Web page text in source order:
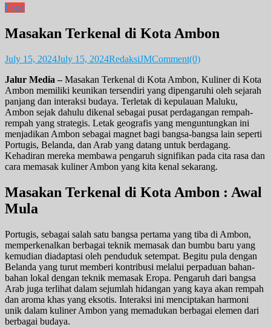
Food
Masakan Terkenal di Kota Ambon
July 15, 2024July 15, 2024RedaksiJMComment(0)
Jalur Media – Masakan Terkenal di Kota Ambon, Kuliner di Kota
Ambon memiliki keunikan tersendiri yang dipengaruhi oleh sejarah
panjang dan interaksi budaya. Terletak di kepulauan Maluku,
Ambon sejak dahulu dikenal sebagai pusat perdagangan rempah-
rempah yang strategis. Letak geografis yang menguntungkan ini
menjadikan Ambon sebagai magnet bagi bangsa-bangsa lain seperti
Portugis, Belanda, dan Arab yang datang untuk berdagang.
Kehadiran mereka membawa pengaruh signifikan pada cita rasa dan
cara memasak kuliner Ambon yang kita kenal sekarang.
Masakan Terkenal di Kota Ambon : Awal
Mula
Portugis, sebagai salah satu bangsa pertama yang tiba di Ambon,
memperkenalkan berbagai teknik memasak dan bumbu baru yang
kemudian diadaptasi oleh penduduk setempat. Begitu pula dengan
Belanda yang turut memberi kontribusi melalui perpaduan bahan-
bahan lokal dengan teknik memasak Eropa. Pengaruh dari bangsa
Arab juga terlihat dalam sejumlah hidangan yang kaya akan rempah
dan aroma khas yang eksotis. Interaksi ini menciptakan harmoni
unik dalam kuliner Ambon yang memadukan berbagai elemen dari
berbagai budaya.